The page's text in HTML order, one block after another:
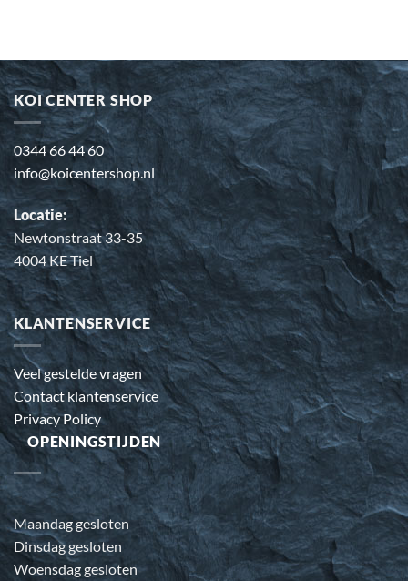
KOI CENTER SHOP
0344 66 44 60
info@koicentershop.nl
Locatie:
Newtonstraat 33-35
4004 KE Tiel
KLANTENSERVICE
Veel gestelde vragen
Contact klantenservice
Privacy Policy
OPENINGSTIJDEN
Maandag gesloten
Dinsdag gesloten
Woensdag gesloten